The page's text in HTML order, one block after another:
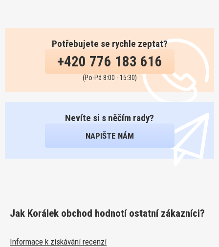
Potřebujete se rychle zeptat?
+420 776 183 616
(Po-Pá 8:00 - 15:30)
Nevíte si s něčím rady?
NAPIŠTE NÁM
Jak Korálek obchod hodnotí ostatní zákazníci?
Informace k získávání recenzí